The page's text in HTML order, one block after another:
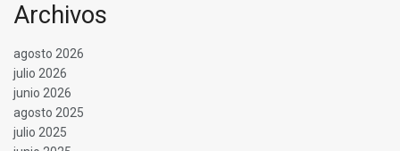
Archivos
agosto 2026
julio 2026
junio 2026
agosto 2025
julio 2025